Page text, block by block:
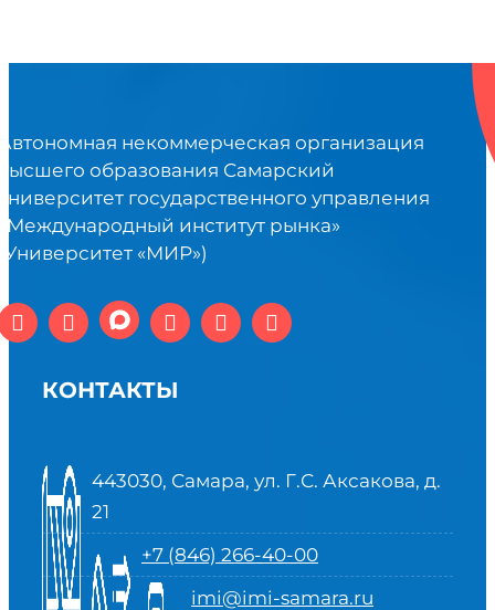
некоммерческая организация
образования Самарский
государственного управления
институт рынка»
«МИР»)
КОНТАКТЫ
443030, Самара, ул. Г.С. Аксакова, д.
21
+7 (846) 266-40-00
imi@imi-samara.ru